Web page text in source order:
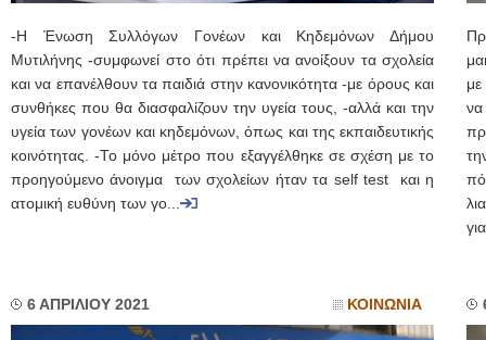
-Η Ένωση Συλλόγων Γονέων και Κηδεμόνων Δήμου
Μυτιλήνης -συμφωνεί στο ότι πρέπει να ανοίξουν τα σχολεία
και να επανέλθουν τα παιδιά στην κανονικότητα -με όρους και
συνθήκες που θα διασφαλίζουν την υγεία τους, -αλλά και την
υγεία των γονέων και κηδεμόνων, όπως και της εκπαιδευτικής
κοινότητας. -Το μόνο μέτρο που εξαγγέλθηκε σε σχέση με το
προηγούμενο άνοιγμα των σχολείων ήταν τα self test και η
ατομική ευθύνη των γο...
6 ΑΠΡΙΛΙΟΥ 2021 ΚΟΙΝΩΝΙΑ